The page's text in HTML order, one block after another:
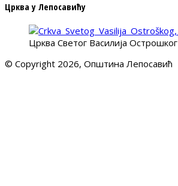
Црква у Лепосавићу
Црква Светог Василија Острошког
© Copyright 2026, Општина Лепосавић